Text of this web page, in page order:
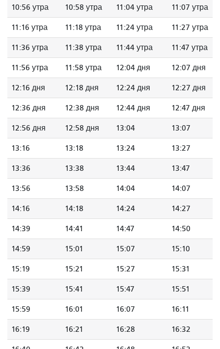
10:56 утра 10:58 утра 11:04 утра 11:07 утра
11:16 утра 11:18 утра 11:24 утра 11:27 утра
11:36 утра 11:38 утра 11:44 утра 11:47 утра
11:56 утра 11:58 утра 12:04 дня 12:07 дня
12:16 дня 12:18 дня 12:24 дня 12:27 дня
12:36 дня 12:38 дня 12:44 дня 12:47 дня
12:56 дня 12:58 дня 13:04 13:07
13:16 13:18 13:24 13:27
13:36 13:38 13:44 13:47
13:56 13:58 14:04 14:07
14:16 14:18 14:24 14:27
14:39 14:41 14:47 14:50
14:59 15:01 15:07 15:10
15:19 15:21 15:27 15:31
15:39 15:41 15:47 15:51
15:59 16:01 16:07 16:11
16:19 16:21 16:28 16:32